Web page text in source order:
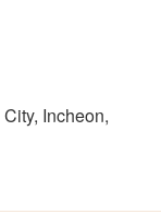
Incheon,